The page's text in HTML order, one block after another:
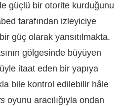
güçlü bir otorite kurduğunu
tarafından izleyiciye
güç olarak yansıtılmakta.
gölgesinde büyüyen
itaat eden bir yapıya
bile kontrol edilebilir hâle
oyunu aracılığıyla ondan